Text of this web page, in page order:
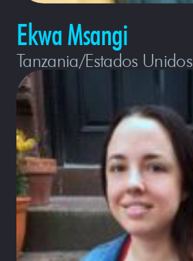
Ekwa Msangi
Tanzania/Estados Unidos